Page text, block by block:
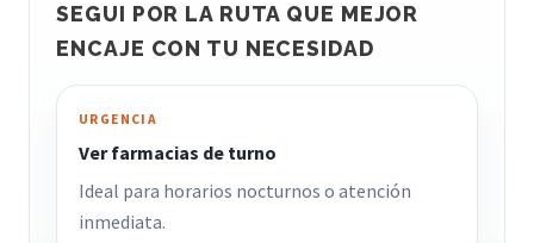
SEGUI POR LA RUTA QUE MEJOR
ENCAJE CON TU NECESIDAD
URGENCIA
Ver farmacias de turno
Ideal para horarios nocturnos o atención
inmediata.